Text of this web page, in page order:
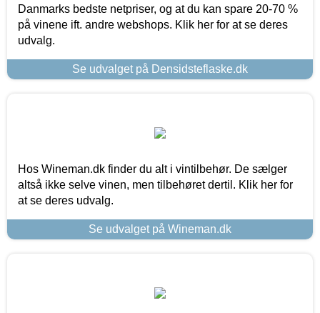
Danmarks bedste netpriser, og at du kan spare 20-70 %
på vinene ift. andre webshops. Klik her for at se deres
udvalg.
Se udvalget på Densidsteflaske.dk
Hos Wineman.dk finder du alt i vintilbehør. De sælger
altså ikke selve vinen, men tilbehøret dertil. Klik her for
at se deres udvalg.
Se udvalget på Wineman.dk